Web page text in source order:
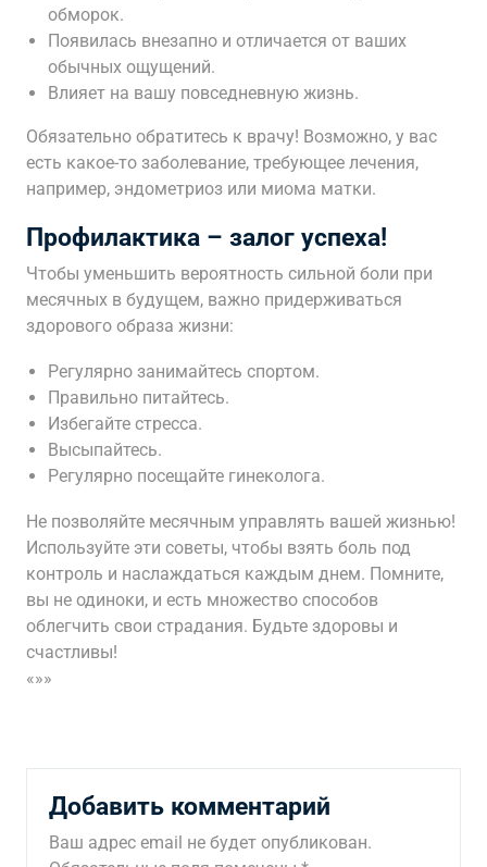
обморок.
Появилась внезапно и отличается от ваших
обычных ощущений.
Влияет на вашу повседневную жизнь.
Обязательно обратитесь к врачу! Возможно, у вас
есть какое-то заболевание, требующее лечения,
например, эндометриоз или миома матки.
Профилактика – залог успеха!
Чтобы уменьшить вероятность сильной боли при
месячных в будущем, важно придерживаться
здорового образа жизни:
Регулярно занимайтесь спортом.
Правильно питайтесь.
Избегайте стресса.
Высыпайтесь.
Регулярно посещайте гинеколога.
Не позволяйте месячным управлять вашей жизнью!
Используйте эти советы, чтобы взять боль под
контроль и наслаждаться каждым днем. Помните,
вы не одиноки, и есть множество способов
облегчить свои страдания. Будьте здоровы и
счастливы!
«»»
Добавить комментарий
Ваш адрес email не будет опубликован.